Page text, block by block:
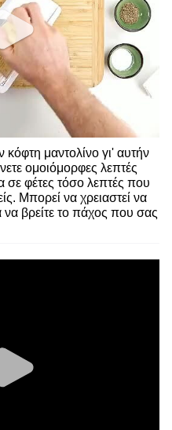
κόφτη μαντολίνο γι' αυτήν
ομοιόμορφες λεπτές
σε φέτες τόσο λεπτές που
Μπορεί να χρειαστεί να
να βρείτε το πάχος που σας